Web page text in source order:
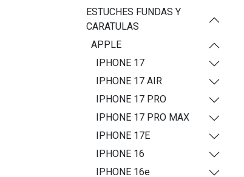
ESTUCHES FUNDAS Y
CARATULAS
APPLE
IPHONE 17
IPHONE 17 AIR
IPHONE 17 PRO
IPHONE 17 PRO MAX
IPHONE 17E
IPHONE 16
IPHONE 16e